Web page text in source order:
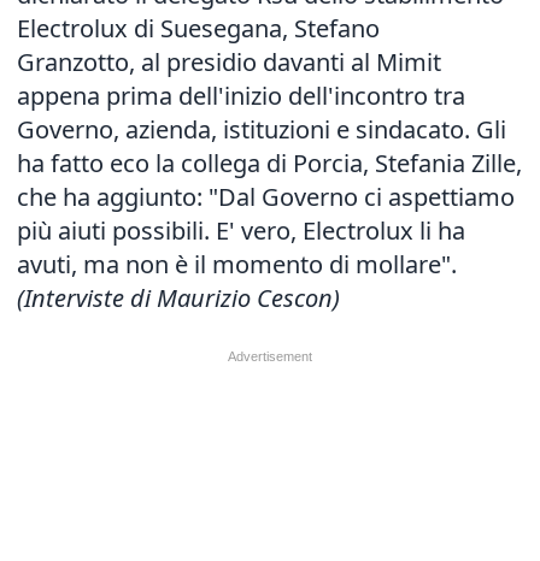
Electrolux di Suesegana, Stefano
Granzotto, al presidio davanti al Mimit
appena prima dell'inizio dell'incontro tra
Governo, azienda, istituzioni e sindacato. Gli
ha fatto eco la collega di Porcia, Stefania Zille,
che ha aggiunto: "Dal Governo ci aspettiamo
più aiuti possibili. E' vero, Electrolux li ha
avuti, ma non è il momento di mollare".
(Interviste di Maurizio Cescon)